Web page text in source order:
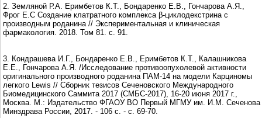
2. Земляной Р.А. Еримбетов К.Т., Бондаренко Е.В., Гончарова А.Я.,
Фрог Е.С Создание клатратного комплекса β-циклодекстрина с
производным роданина // Экспериментальная и клиническая
фармакология. 2018. Том 81. с. 91.
3. Кондрашева И.Г., Бондаренко Е.В., Еримбетов К.Т., Калашникова
Е.Е., Гончарова А.Я. /Исследование противоопухолевой активности
оригинального производного роданина ПАМ-14 на модели Карциномы
легкого Lewis // Сборник тезисов Сеченовского Международного
Биомедицинского Саммита 2017 (СМБС-2017), 16-20 июня 2017 г.,
Москва. М.: Издательство ФГАОУ ВО Первый МГМУ им. И.М. Сеченова
Минздрава России, 2017. - 106 с. - c. 69-70.